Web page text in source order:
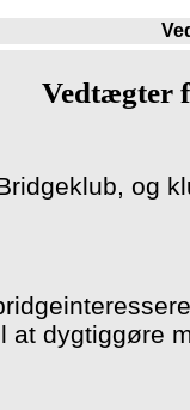
Vedtægter
og
at dygtiggøre